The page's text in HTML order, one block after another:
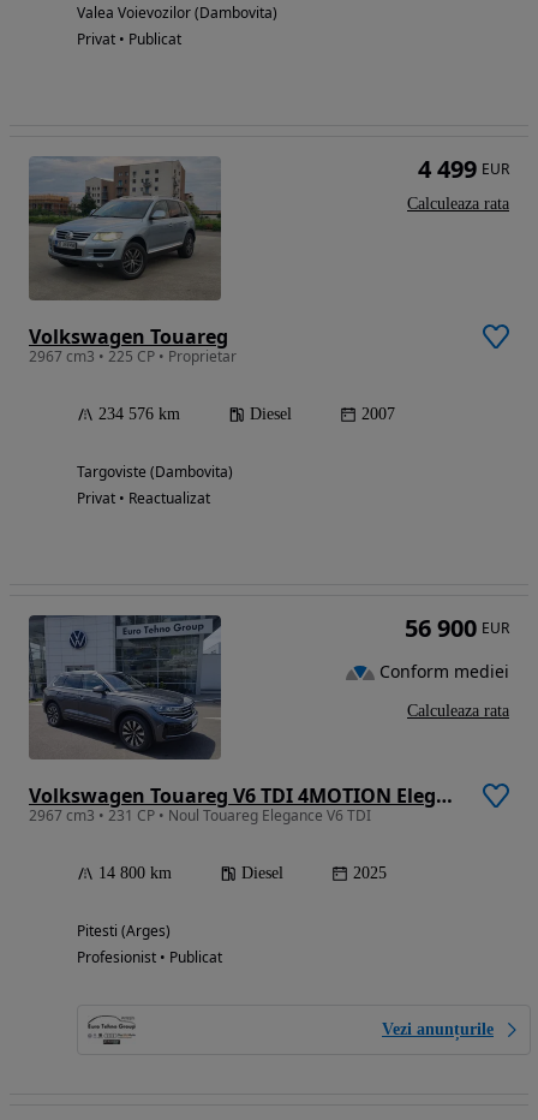
Valea Voievozilor (Dambovita)
Privat • Publicat
Volkswagen Touareg
2967 cm3 • 225 CP • Proprietar
234 576 km Diesel 2007
Targoviste (Dambovita)
Privat • Reactualizat
4 499 EUR
Calculeaza rata
Volkswagen Touareg V6 TDI 4MOTION Elegance
2967 cm3 • 231 CP • Noul Touareg Elegance V6 TDI
14 800 km Diesel 2025
Pitesti (Arges)
Profesionist • Publicat
Vezi anunțurile
56 900 EUR
Conform mediei
Calculeaza rata